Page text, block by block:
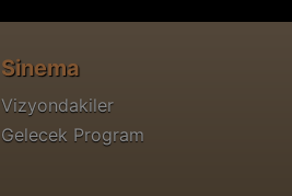
Sinema
Vizyondakiler
Gelecek Program